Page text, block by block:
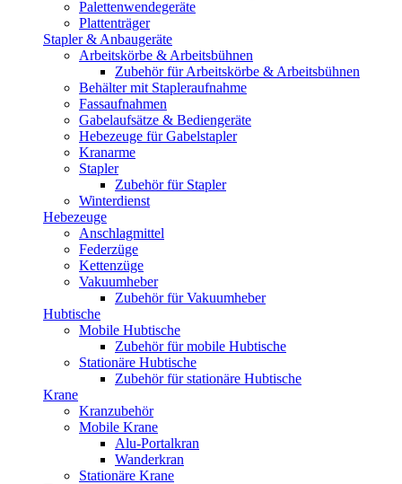
Palettenwendegeräte
Plattenträger
Stapler & Anbaugeräte
Arbeitskörbe & Arbeitsbühnen
Zubehör für Arbeitskörbe & Arbeitsbühnen
Behälter mit Stapleraufnahme
Fassaufnahmen
Gabelaufsätze & Bediengeräte
Hebezeuge für Gabelstapler
Kranarme
Stapler
Zubehör für Stapler
Winterdienst
Hebezeuge
Anschlagmittel
Federzüge
Kettenzüge
Vakuumheber
Zubehör für Vakuumheber
Hubtische
Mobile Hubtische
Zubehör für mobile Hubtische
Stationäre Hubtische
Zubehör für stationäre Hubtische
Krane
Kranzubehör
Mobile Krane
Alu-Portalkran
Wanderkran
Stationäre Krane